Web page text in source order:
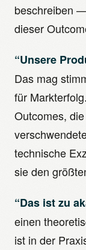
beschreiben
dieser
“Unsere
Das mag
für
Outcomes,
technische
sie den
“Das ist zu
einen
ist in der